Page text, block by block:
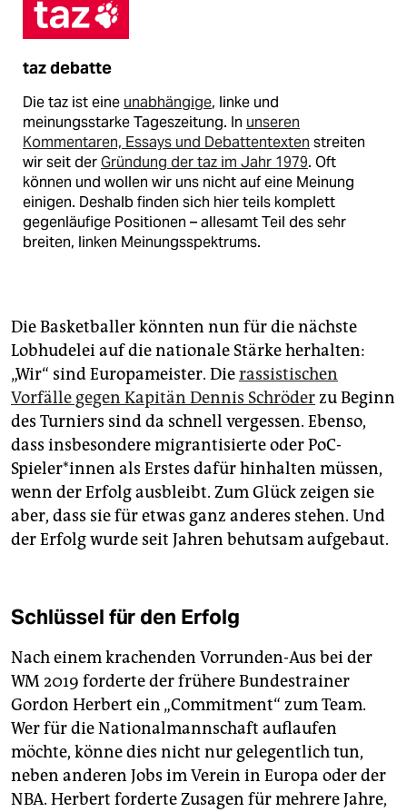
taz debatte
Die taz ist eine unabhängige, linke und
meinungsstarke Tageszeitung. In unseren
Kommentaren, Essays und Debattentexten streiten
wir seit derGründung der taz im Jahr 1979. Oft
können und wollen wir uns nicht auf eine Meinung
einigen. Deshalb finden sich hier teils komplett
gegenläufige Positionen – allesamt Teil des sehr
breiten, linken Meinungsspektrums.
Die Basketballer könnten nun für die nächste
Lobhudelei auf die nationale Stärke herhalten:
„Wir“ sind Europameister. Dierassistischen
Vorfälle gegen Kapitän Dennis Schröderzu Beginn
des Turniers sind da schnell vergessen. Ebenso,
dass insbesondere migrantisierte oder PoC-
Spieler*innen als Erstes dafür hinhalten müssen,
wenn der Erfolg ausbleibt. Zum Glück zeigen sie
aber, dass sie für etwas ganz anderes stehen. Und
der Erfolg wurde seit Jahren behutsam aufgebaut.
Schlüssel für den Erfolg
Nach einem krachenden Vorrunden-Aus bei der
WM 2019 forderte der frühere Bundestrainer
Gordon Herbert ein „Commitment“ zum Team.
Wer für die Nationalmannschaft auflaufen
möchte, könne dies nicht nur gelegentlich tun,
neben anderen Jobs im Verein in Europa oder der
NBA. Herbert forderte Zusagen für mehrere Jahre,